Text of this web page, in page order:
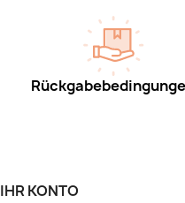
IHR KONTO